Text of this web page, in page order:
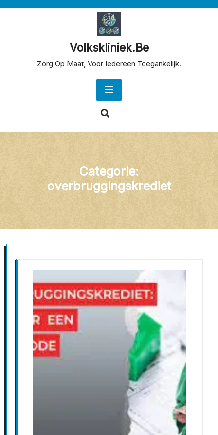
Volkskliniek.be
Zorg Op Maat, Voor Iedereen Toegankelijk.
Button
Categorie:
overbruggingskrediet